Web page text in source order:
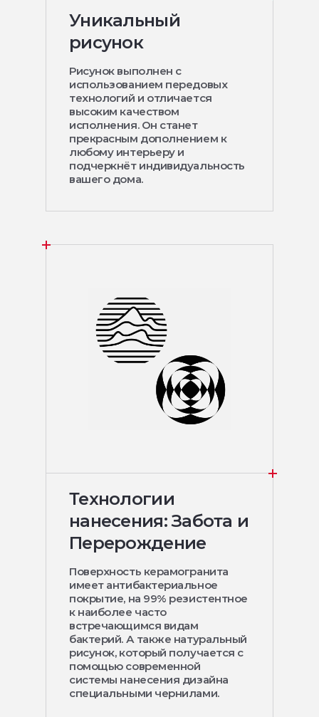
Уникальный
рисунок
Рисунок выполнен с
использованием передовых
технологий и отличается
высоким качеством
исполнения. Он станет
прекрасным дополнением к
любому интерьеру и
подчеркнёт индивидуальность
вашего дома.
Технологии
нанесения: Забота и
Перерождение
Поверхность керамогранита
имеет антибактериальное
покрытие, на 99% резистентное
к наиболее часто
встречающимся видам
бактерий. А также натуральный
рисунок, который получается с
помощью современной
системы нанесения дизайна
специальными чернилами.